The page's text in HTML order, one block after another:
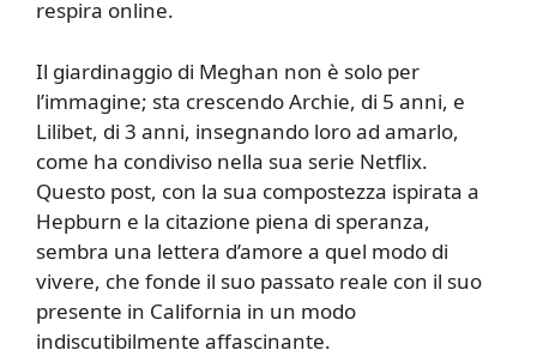
respira online.
Il giardinaggio di Meghan non è solo per
l’immagine; sta crescendo Archie, di 5 anni, e
Lilibet, di 3 anni, insegnando loro ad amarlo,
come ha condiviso nella sua serie Netflix.
Questo post, con la sua compostezza ispirata a
Hepburn e la citazione piena di speranza,
sembra una lettera d’amore a quel modo di
vivere, che fonde il suo passato reale con il suo
presente in California in un modo
indiscutibilmente affascinante.